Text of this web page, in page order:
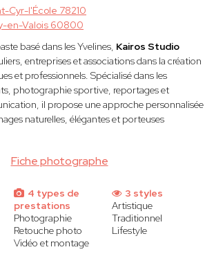
Fiche photographe
Cyr-l'École 78210
en-Valois 60800
basé dans les Yvelines, Kairos Studio
entreprises et associations dans la création
et professionnels. Spécialisé dans les
photographie sportive, reportages et
il propose une approche personnalisée
naturelles, élégantes et porteuses
4 types de
prestations
Photographie
Retouche photo
Vidéo et montage
3 styles
Artistique
Traditionnel
Lifestyle